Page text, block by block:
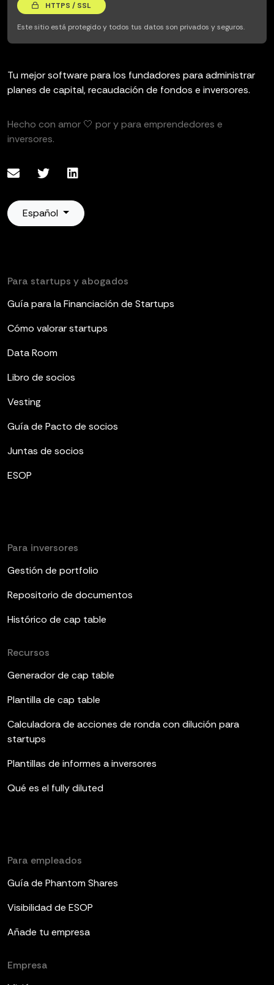
HTTPS / SSL
Este sitio está protegido y todos tus datos son privados y seguros.
Tu mejor software para los fundadores para administrar
planes de capital, recaudación de fondos e inversores.
Hecho con amor 🤍 por y para emprendedores e
inversores.
Español
Para startups y abogados
Guía para la Financiación de Startups
Cómo valorar startups
Data Room
Libro de socios
Vesting
Guía de Pacto de socios
Juntas de socios
ESOP
Para inversores
Gestión de portfolio
Repositorio de documentos
Histórico de cap table
Recursos
Generador de cap table
Plantilla de cap table
Calculadora de acciones de ronda con dilución para
startups
Plantillas de informes a inversores
Qué es el fully diluted
Para empleados
Guía de Phantom Shares
Visibilidad de ESOP
Añade tu empresa
Empresa